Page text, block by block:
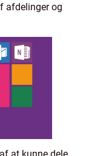
afdelinger og